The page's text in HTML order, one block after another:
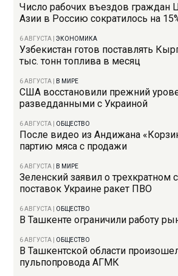
Число рабочих въездов граждан
Азии в Россию сократилось на
6 АВГУСТА |ЭКОНОМИКА
Узбекистан готов поставлять
тыс. тонн топлива в месяц
6 АВГУСТА В МИРЕ
США восстановили прежний
разведданными с Украиной
6 АВГУСТА ОБЩЕСТВО
После видео из Андижана
партию мяса с продажи
6 АВГУСТА В МИРЕ
Зеленский заявил о трехкратном
поставок Украине ракет ПВО
6 АВГУСТА ОБЩЕСТВО
В Ташкенте ограничили работу
6 АВГУСТА ОБЩЕСТВО
В Ташкентской области
пульпопровода АГМК